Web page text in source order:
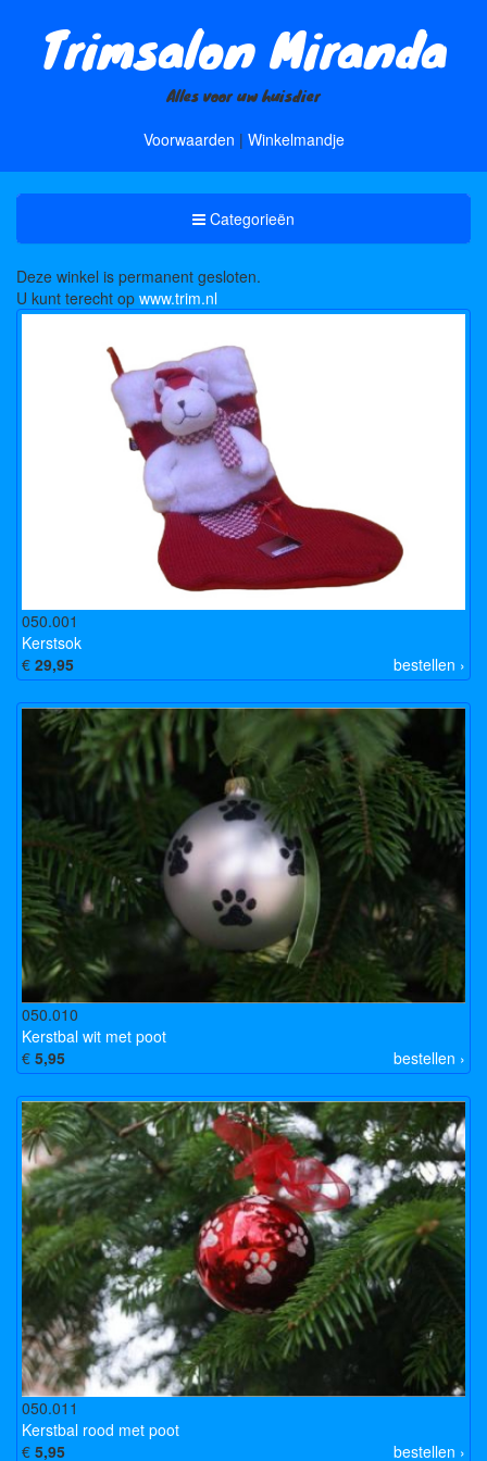
Trimsalon Miranda
Alles voor uw huisdier
Voorwaarden | Winkelmandje
Toggle
Categorieën
Categorieën
Deze winkel is permanent gesloten.
U kunt terecht op www.trim.nl
050.001
Kerstsok
bestellen ›
€ 29,95
050.010
Kerstbal wit met poot
bestellen ›
€ 5,95
050.011
Kerstbal rood met poot
bestellen ›
€ 5,95